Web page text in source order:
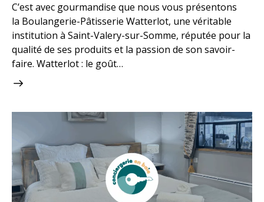
C’est avec gourmandise que nous vous présentons
la Boulangerie-Pâtisserie Watterlot, une véritable
institution à Saint-Valery-sur-Somme, réputée pour la
qualité de ses produits et la passion de son savoir-
faire. Watterlot : le goût…